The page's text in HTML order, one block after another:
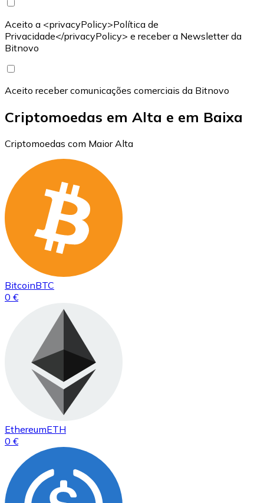
Aceito a <privacyPolicy>Política de
Privacidade</privacyPolicy> e receber a Newsletter da
Bitnovo
Aceito receber comunicações comerciais da Bitnovo
Criptomoedas em Alta e em Baixa
Criptomoedas com Maior Alta
BitcoinBTC
0 €
EthereumETH
0 €